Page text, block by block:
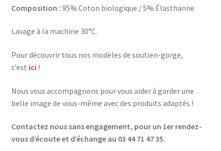
Composition : 95% Coton biologique / 5% Élasthanne
Lavage à la machine 30°C.
Pour découvrir tous nos modèles de soutien-gorge,
c’est ici !
Nous vous accompagnons pour vous aider à garder une
belle image de vous-même avec des produits adaptés !
Contactez nous sans engagement, pour un 1er rendez-
vous d’écoute et d’échange au 03 44 71 47 35.